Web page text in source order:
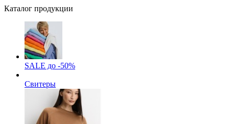
Каталог продукции
SALE до -50%
Свитеры